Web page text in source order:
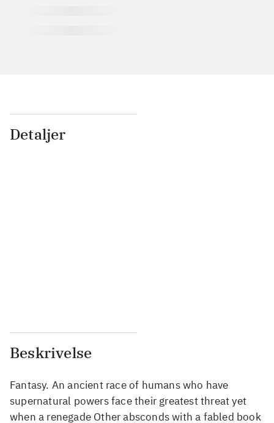
Detaljer
Beskrivelse
Fantasy. An ancient race of humans who have
supernatural powers face their greatest threat yet
when a renegade Other absconds with a fabled book